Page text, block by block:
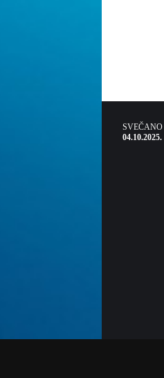
SVEČANO
04.10.2025.